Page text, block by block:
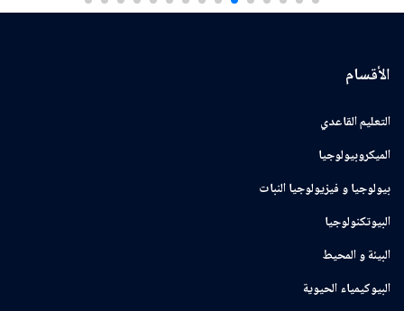
الأقسام
التعليم القاعدي
الميكروبيولوجيا
بيولوجيا و فيزيولوجيا النبات
البيوتكنولوجيا
البيئة و المحيط
البيوكيمياء الحيوية